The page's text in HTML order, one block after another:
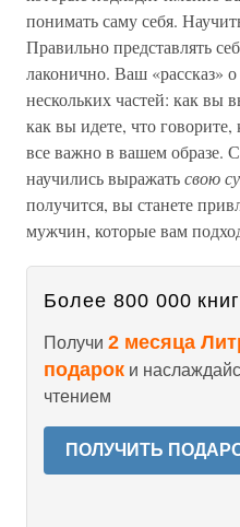
понимать саму себя.
Правильно представлять
лаконично. Ваш «рассказ»
нескольких частей: как вы
как вы идете, что
все важно в вашем образе.
научились выражатьсвою
получится, вы станете
мужчин, которые вам
Более 800 000
Получи 2 месяца
подарок и
чтением
ПОЛУЧИТЬ